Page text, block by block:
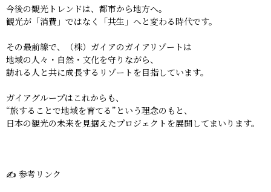
今後の観光トレンドは、都市から地方へ。
観光が「消費」ではなく「共生」へと変わる時代です。
その最前線で、（株）ガイアのガイアリゾートは
地域の人々・自然・文化を守りながら、
訪れる人と共に成長するリゾートを目指しています。
ガイアグループはこれからも、
“旅することで地域を育てる”という理念のもと、
日本の観光の未来を見据えたプロジェクトを展開してまいります。
✍️ 参考リンク